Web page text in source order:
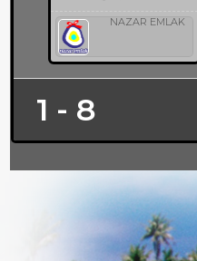
NAZAR EMLAK
1 - 8